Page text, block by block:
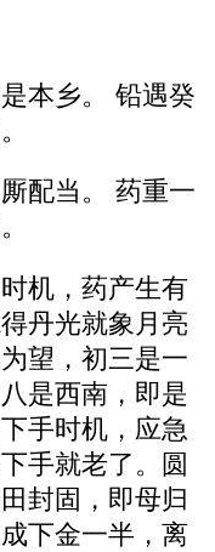
本乡。 铅遇癸
配当。 药重一
机，药产生有
丹光就象月亮
望，初三是一
是西南，即是
手时机，应急
手就老了。圆
封固，即母归
下金一半，离